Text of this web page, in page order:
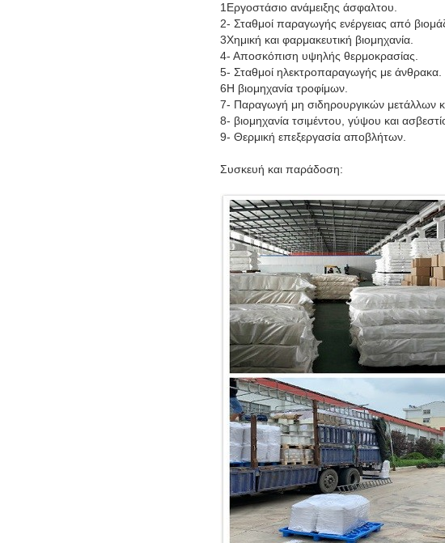
1Εργοστάσιο ανάμειξης άσφαλτου.
2- Σταθμοί παραγωγής ενέργειας από
3Χημική και φαρμακευτική βιομηχανία.
4- Αποσκόπιση υψηλής θερμοκρασίας.
5- Σταθμοί ηλεκτροπαραγωγής με άνθρακα.
6Η βιομηχανία τροφίμων.
7- Παραγωγή μη σιδηρουργικών μετάλλων
8- βιομηχανία τσιμέντου, γύψου και
9- Θερμική επεξεργασία αποβλήτων.
Συσκευή και παράδοση: